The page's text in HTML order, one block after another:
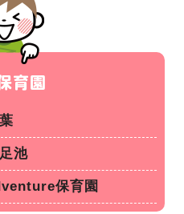
育園
池
保育園